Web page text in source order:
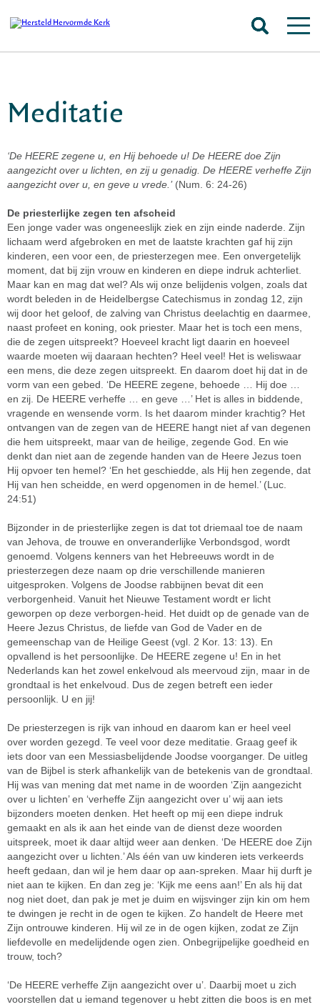
Meditatie
‘De HEERE zegene u, en Hij behoede u! De HEERE doe Zijn
aangezicht over u lichten, en zij u genadig. De HEERE verheffe Zijn
aangezicht over u, en geve u vrede.’ (Num. 6: 24-26)
De priesterlijke zegen ten afscheid
Een jonge vader was ongeneeslijk ziek en zijn einde naderde. Zijn
lichaam werd afgebroken en met de laatste krachten gaf hij zijn
kinderen, een voor een, de priesterzegen mee. Een onvergetelijk
moment, dat bij zijn vrouw en kinderen en diepe indruk achterliet.
Maar kan en mag dat wel? Als wij onze belijdenis volgen, zoals dat
wordt beleden in de Heidelbergse Catechismus in zondag 12, zijn
wij door het geloof, de zalving van Christus deelachtig en daarmee,
naast profeet en koning, ook priester. Maar het is toch een mens,
die de zegen uitspreekt? Hoeveel kracht ligt daarin en hoeveel
waarde moeten wij daaraan hechten? Heel veel! Het is weliswaar
een mens, die deze zegen uitspreekt. En daarom doet hij dat in de
vorm van een gebed. ‘De HEERE zegene, behoede … Hij doe …
en zij. De HEERE verheffe … en geve …’ Het is alles in biddende,
vragende en wensende vorm. Is het daarom minder krachtig? Het
ontvangen van de zegen van de HEERE hangt niet af van degenen
die hem uitspreekt, maar van de heilige, zegende God. En wie
denkt dan niet aan de zegende handen van de Heere Jezus toen
Hij opvoer ten hemel? ‘En het geschiedde, als Hij hen zegende, dat
Hij van hen scheidde, en werd opgenomen in de hemel.’ (Luc.
24:51)
Bijzonder in de priesterlijke zegen is dat tot driemaal toe de naam
van Jehova, de trouwe en onveranderlijke Verbondsgod, wordt
genoemd. Volgens kenners van het Hebreeuws wordt in de
priesterzegen deze naam op drie verschillende manieren
uitgesproken. Volgens de Joodse rabbijnen bevat dit een
verborgenheid. Vanuit het Nieuwe Testament wordt er licht
geworpen op deze verborgen-heid. Het duidt op de genade van de
Heere Jezus Christus, de liefde van God de Vader en de
gemeenschap van de Heilige Geest (vgl. 2 Kor. 13: 13). En
opvallend is het persoonlijke. De HEERE zegene u! En in het
Nederlands kan het zowel enkelvoud als meervoud zijn, maar in de
grondtaal is het enkelvoud. Dus de zegen betreft een ieder
persoonlijk. U en jij!
De priesterzegen is rijk van inhoud en daarom kan er heel veel
over worden gezegd. Te veel voor deze meditatie. Graag geef ik
iets door van een Messiasbelijdende Joodse voorganger. De uitleg
van de Bijbel is sterk afhankelijk van de betekenis van de grondtaal.
Hij was van mening dat met name in de woorden ‘Zijn aangezicht
over u lichten’ en ‘verheffe Zijn aangezicht over u’ wij aan iets
bijzonders moeten denken. Het heeft op mij een diepe indruk
gemaakt en als ik aan het einde van de dienst deze woorden
uitspreek, moet ik daar altijd weer aan denken. ‘De HEERE doe Zijn
aangezicht over u lichten.’ Als één van uw kinderen iets verkeerds
heeft gedaan, dan wil je hem daar op aan-spreken. Maar hij durft je
niet aan te kijken. En dan zeg je: ‘Kijk me eens aan!’ En als hij dat
nog niet doet, dan pak je met je duim en wijsvinger zijn kin om hem
te dwingen je recht in de ogen te kijken. Zo handelt de Heere met
Zijn ontrouwe kinderen. Hij wil ze in de ogen kijken, zodat ze Zijn
liefdevolle en medelijdende ogen zien. Onbegrijpelijke goedheid en
trouw, toch?
‘De HEERE verheffe Zijn aangezicht over u’. Daarbij moet u zich
voorstellen dat u iemand tegenover u hebt zitten die boos is en met